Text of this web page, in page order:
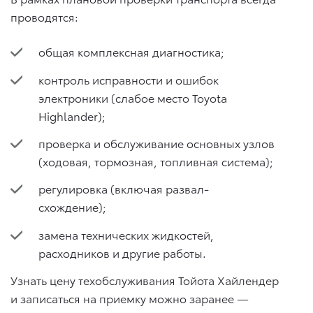
проводятся:
общая комплексная диагностика;
контроль исправности и ошибок
электроники (слабое место Toyota
Highlander);
проверка и обслуживание основных узлов
(ходовая, тормозная, топливная система);
регулировка (включая развал-
схождение);
замена технических жидкостей,
расходников и другие работы.
Узнать цену техобслуживания Тойота Хайлендер
и записаться на приемку можно заранее —